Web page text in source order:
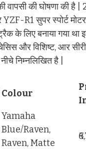
वापसी की घोषणा की है |
R1 सुपर स्पोर्ट
ट्रैक के लिए बनाया गया
और विशिष्ट, आर
निम्नलिखित है |
Colour
Yamaha
Blue/Raven,
Raven, Matte